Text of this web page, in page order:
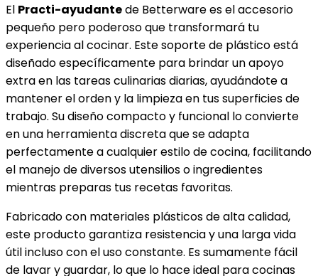
El Practi-ayudantede Betterware es el accesorio
pequeño pero poderoso que transformará tu
experiencia al cocinar. Este soporte de plástico está
diseñado específicamente para brindar un apoyo
extra en las tareas culinarias diarias, ayudándote a
mantener el orden y la limpieza en tus superficies de
trabajo. Su diseño compacto y funcional lo convierte
en una herramienta discreta que se adapta
perfectamente a cualquier estilo de cocina, facilitando
el manejo de diversos utensilios o ingredientes
mientras preparas tus recetas favoritas.
Fabricado con materiales plásticos de alta calidad,
este producto garantiza resistencia y una larga vida
útil incluso con el uso constante. Es sumamente fácil
de lavar y guardar, lo que lo hace ideal para cocinas